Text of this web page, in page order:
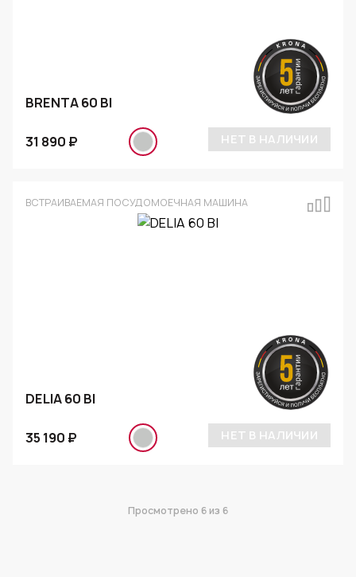
BRENTA 60 BI
31 890 ₽ НЕТ В НАЛИЧИИ
ВСТРАИВАЕМАЯ ПОСУДОМОЕЧНАЯ МАШИНА
DELIA 60 BI
35 190 ₽ НЕТ В НАЛИЧИИ
Просмотрено 6 из 6